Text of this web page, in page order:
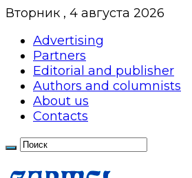
Вторник , 4 августа 2026
Advertising
Partners
Editorial and publisher
Authors and columnists
About us
Contacts